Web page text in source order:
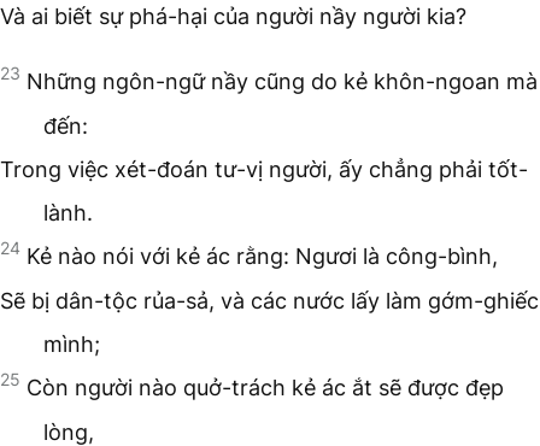
Và ai biết sự phá-hại của người nầy người kia?
23 Những ngôn-ngữ nầy cũng do kẻ khôn-ngoan mà
đến:
Trong việc xét-đoán tư-vị người, ấy chẳng phải tốt-
lành.
24 Kẻ nào nói với kẻ ác rằng: Ngươi là công-bình,
Sẽ bị dân-tộc rủa-sả, và các nước lấy làm gớm-ghiếc
mình;
25 Còn người nào quở-trách kẻ ác ắt sẽ được đẹp
lòng,